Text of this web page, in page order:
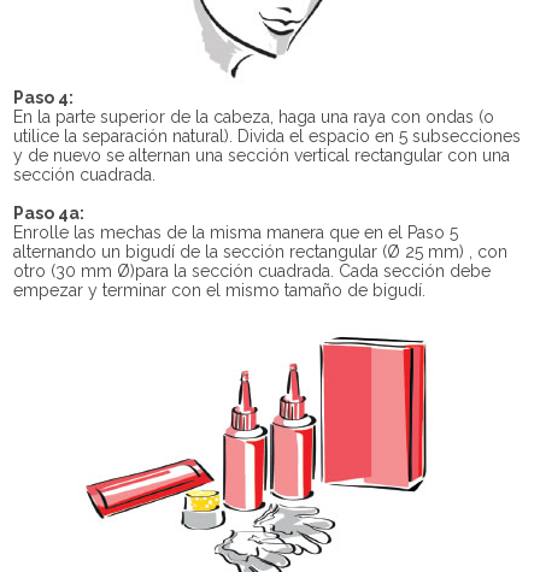
Paso 4:
En la parte superior de la cabeza, haga una raya con ondas (o
utilice la separación natural). Divida el espacio en 5 subsecciones
y de nuevo se alternan una sección vertical rectangular con una
sección cuadrada.
Paso 4a:
Enrolle las mechas de la misma manera que en el Paso 5
alternando un bigudí de la sección rectangular (Ø 25 mm) , con
otro (30 mm Ø)para la sección cuadrada. Cada sección debe
empezar y terminar con el mismo tamaño de bigudí.